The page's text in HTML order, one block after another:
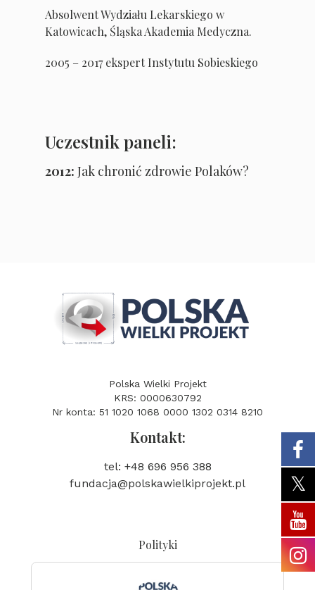
Absolwent Wydziału Lekarskiego w
Katowicach, Śląska Akademia Medyczna.
2005 – 2017 ekspert Instytutu Sobieskiego
Uczestnik paneli:
2012: Jak chronić zdrowie Polaków?
Polska Wielki Projekt
KRS: 0000630792
Nr konta: 51 1020 1068 0000 1302 0314 8210
Kontakt:
tel: +48 696 956 388
fundacja@polskawielkiprojekt.pl
Polityki